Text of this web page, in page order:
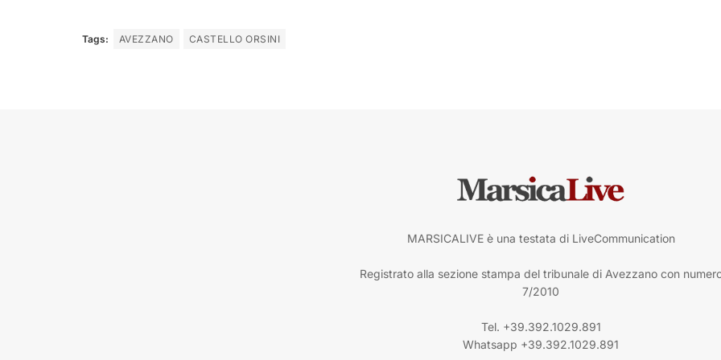
Tags: AVEZZANO CASTELLO ORSINI
MARSICALIVE è una testata di LiveCommunication
Registrato alla sezione stampa del tribunale di Avezzano con
7/2010
Tel. +39.392.1029.891
Whatsapp +39.392.1029.891